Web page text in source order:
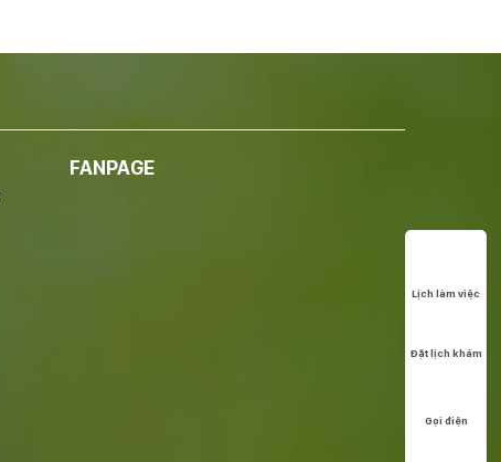
FANPAGE
Lịch làm việc
Đặt lịch khám
Gọi điện